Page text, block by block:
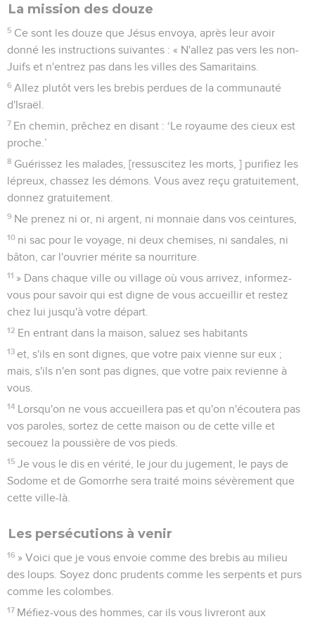
La mission des douze
5 Ce sont les douze que Jésus envoya, après leur avoir
donné les instructions suivantes : « N'allez pas vers les non-
Juifs et n'entrez pas dans les villes des Samaritains.
6 Allez plutôt vers les brebis perdues de la communauté
d'Israël.
7 En chemin, prêchez en disant : ‘Le royaume des cieux est
proche.’
8 Guérissez les malades, [ressuscitez les morts, ] purifiez les
lépreux, chassez les démons. Vous avez reçu gratuitement,
donnez gratuitement.
9 Ne prenez ni or, ni argent, ni monnaie dans vos ceintures,
10 ni sac pour le voyage, ni deux chemises, ni sandales, ni
bâton, car l'ouvrier mérite sa nourriture.
11 » Dans chaque ville ou village où vous arrivez, informez-
vous pour savoir qui est digne de vous accueillir et restez
chez lui jusqu'à votre départ.
12 En entrant dans la maison, saluez ses habitants
13 et, s'ils en sont dignes, que votre paix vienne sur eux ;
mais, s'ils n'en sont pas dignes, que votre paix revienne à
vous.
14 Lorsqu'on ne vous accueillera pas et qu'on n'écoutera pas
vos paroles, sortez de cette maison ou de cette ville et
secouez la poussière de vos pieds.
15 Je vous le dis en vérité, le jour du jugement, le pays de
Sodome et de Gomorrhe sera traité moins sévèrement que
cette ville-là.
Les persécutions à venir
16 » Voici que je vous envoie comme des brebis au milieu
des loups. Soyez donc prudents comme les serpents et purs
comme les colombes.
17 Méfiez-vous des hommes, car ils vous livreront aux